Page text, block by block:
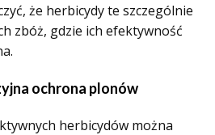
że herbicydy te szczególnie
zbóż, gdzie ich efektywność
ochrona plonów
herbicydów można